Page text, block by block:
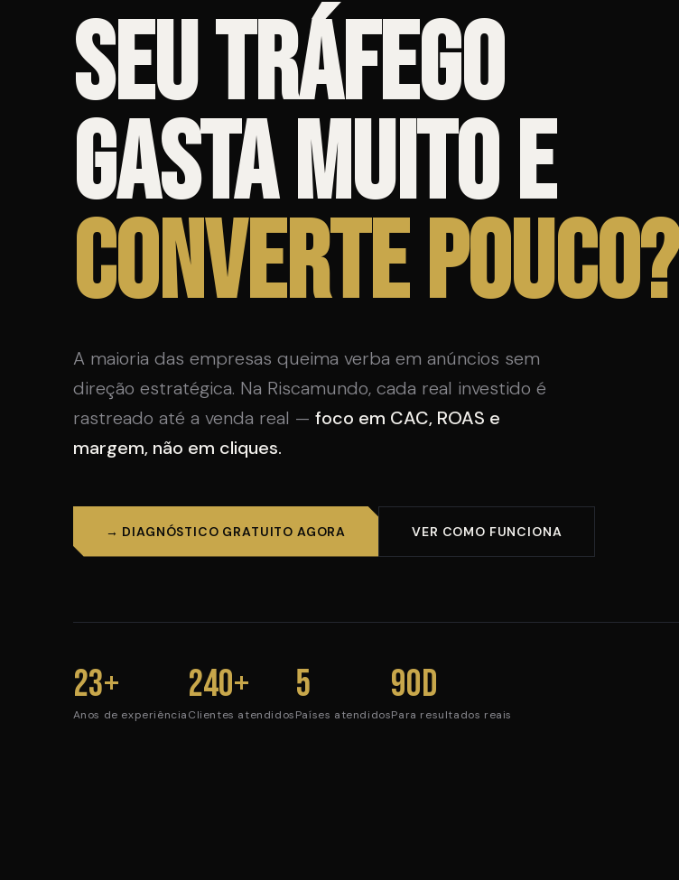
Seu tráfego
gasta muito e
converte pouco?
A maioria das empresas queima verba em anúncios sem
direção estratégica. Na Riscamundo, cada real investido é
rastreado até a venda real — foco em CAC, ROAS e
margem, não em cliques.
→ DIAGNÓSTICO GRATUITO AGORA VER COMO FUNCIONA
23+
Anos de experiência
240+
Clientes atendidos
5
Países atendidos
90d
Para resultados reais